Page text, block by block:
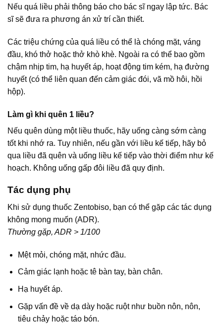
Nếu quá liều phải thông báo cho bác sĩ ngay lập tức. Bác
sĩ sẽ đưa ra phương án xử trí cần thiết.
Các triệu chứng của quá liều có thể là chóng mặt, váng
đầu, khó thở hoặc thở khò khè. Ngoài ra có thể bao gồm
chậm nhịp tim, hạ huyết áp, hoạt động tim kém, hạ đường
huyết (có thể liên quan đến cảm giác đói, vã mồ hôi, hồi
hộp).
Làm gì khi quên 1 liều?
Nếu quên dùng một liều thuốc, hãy uống càng sớm càng
tốt khi nhớ ra. Tuy nhiên, nếu gần với liều kế tiếp, hãy bỏ
qua liều đã quên và uống liều kế tiếp vào thời điểm như kế
hoạch. Không uống gấp đôi liều đã quy định.
Tác dụng phụ
Khi sử dụng thuốc Zentobiso, bạn có thể gặp các tác dụng
không mong muốn (ADR).
Thường gặp, ADR > 1/100
Mệt mỏi, chóng mặt, nhức đầu.
Cảm giác lạnh hoặc tê bàn tay, bàn chân.
Hạ huyết áp.
Gặp vấn đề về dạ dày hoặc ruột như buồn nôn, nôn,
tiêu chảy hoặc táo bón.